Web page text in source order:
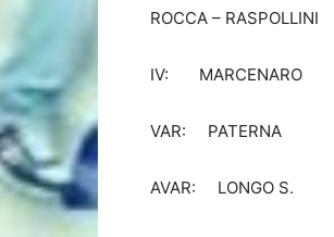
ROCCA – RASPOLLINI
IV: MARCENARO
VAR: PATERNA
AVAR: LONGO S.